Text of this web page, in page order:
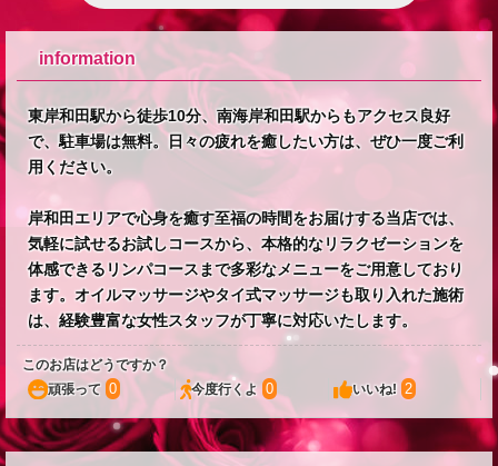
information
東岸和田駅から徒歩10分、南海岸和田駅からもアクセス良好
で、駐車場は無料。日々の疲れを癒したい方は、ぜひ一度ご利
用ください。
岸和田エリアで心身を癒す至福の時間をお届けする当店では、
気軽に試せるお試しコースから、本格的なリラクゼーションを
体感できるリンパコースまで多彩なメニューをご用意しており
ます。オイルマッサージやタイ式マッサージも取り入れた施術
は、経験豊富な女性スタッフが丁寧に対応いたします。
このお店はどうですか？
頑張って 0 今度行くよ 0 いいね! 2